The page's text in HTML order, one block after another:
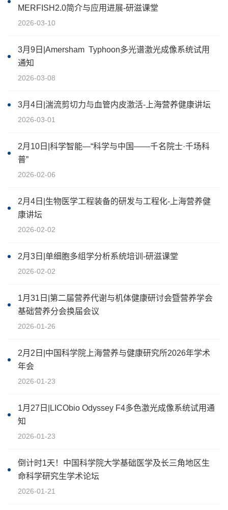
MERFISH2.0简介与应用进展-研滋课堂
2026-03-10
3月9日|Amersham Typhoon多光谱激光成像系统试用
通知
2026-03-08
3月4日|湍流剪切力与血管内皮激活-上海营养健康讲坛
2026-03-01
2月10日|科学智能—“科学与中国——千名院士·千场科
普”
2026-02-06
2月4日|生物医学工程装备的研发与工程化-上海营养健
康讲坛
2026-02-02
2月3日|单细胞多组学分析系统培训-研滋课堂
2026-02-02
1月31日|第二届营养代谢与机体健康研讨会暨营养学会
基础营养分会换届会议
2026-01-26
2月2日|中国科学院上海营养与健康研究所2026年学术
年会
2026-01-23
1月27日|LICObio Odyssey F4多色激光成像系统试用通
知
2026-01-23
倒计时1天！中国科学院大学基础医学及长三角地区生
命科学研究生学术论坛
2026-01-21